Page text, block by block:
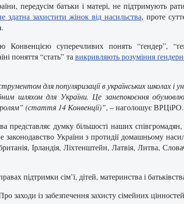
передусім батьки і матері, не підтримують
здатна захистити жінок від насильства, проте
суперечливих понять “ґендер”,
поняття “стать” та викривляють розуміння
для популяризації в українських школах і
шляхом для України. Це занепокоєння
(стаття 14 Конвенції)”, – наголошує ВРЦіРО.
представляє думку більшості наших
законодавство України з протидії домашньому
Ірландія, Ліхтенштейн, Латвія, Литва,
підтримки сім’ї, дітей, материнства і
заходи із забезпечення захисту сімейних